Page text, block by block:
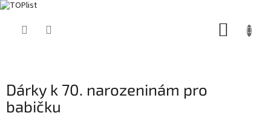
Dárky k 70. narozeninám pro
babičku